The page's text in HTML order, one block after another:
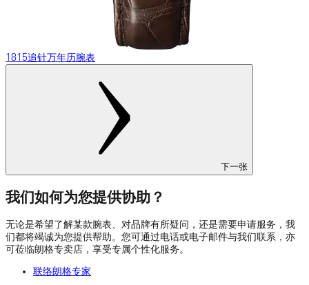
1815追针万年历腕表
下一张
我们如何为您提供协助？
无论是希望了解某款腕表、对品牌有所疑问，还是需要申请服务，我
们都将竭诚为您提供帮助。您可通过电话或电子邮件与我们联系，亦
可莅临朗格专卖店，享受专属个性化服务。
联络朗格专家